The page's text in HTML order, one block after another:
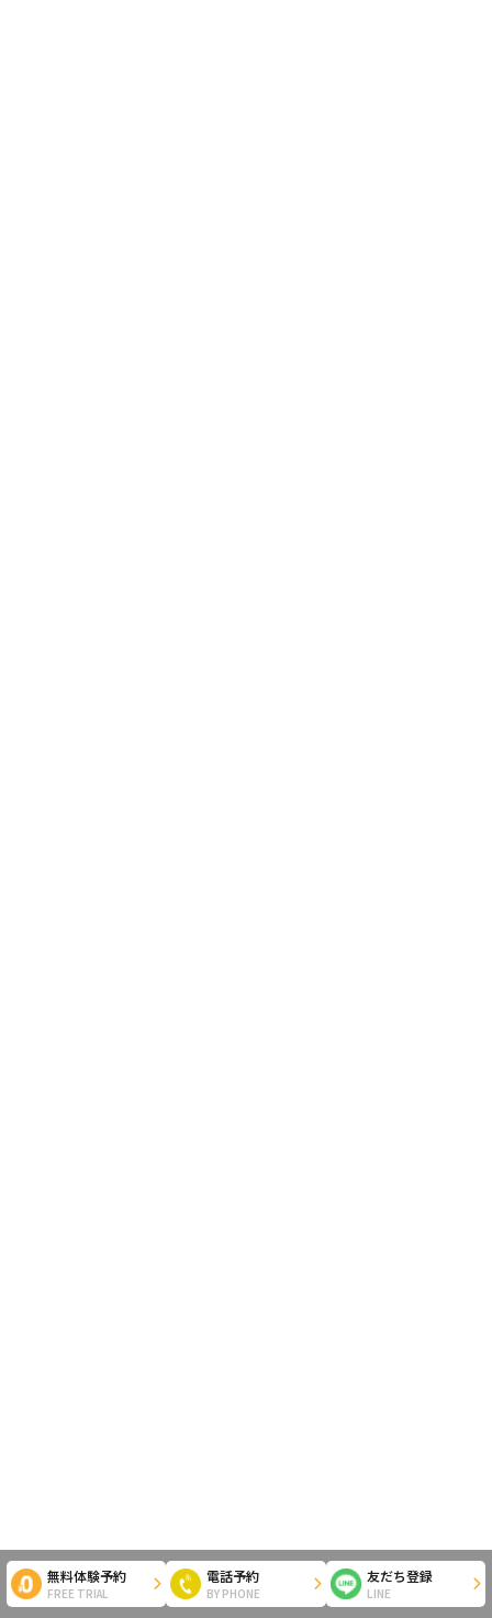
無料体験予約
FREE TRIAL
電話予約
BY PHONE
友だち登録
LINE